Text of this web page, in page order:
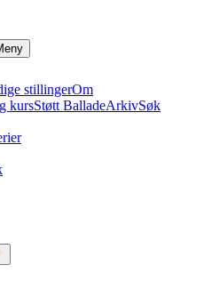
stillingerOm
kursStøtt BalladeArkivSøk